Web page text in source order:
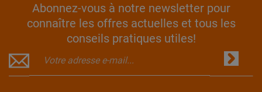
Abonnez-vous à notre newsletter pour
connaître les offres actuelles et tous les
conseils pratiques utiles!